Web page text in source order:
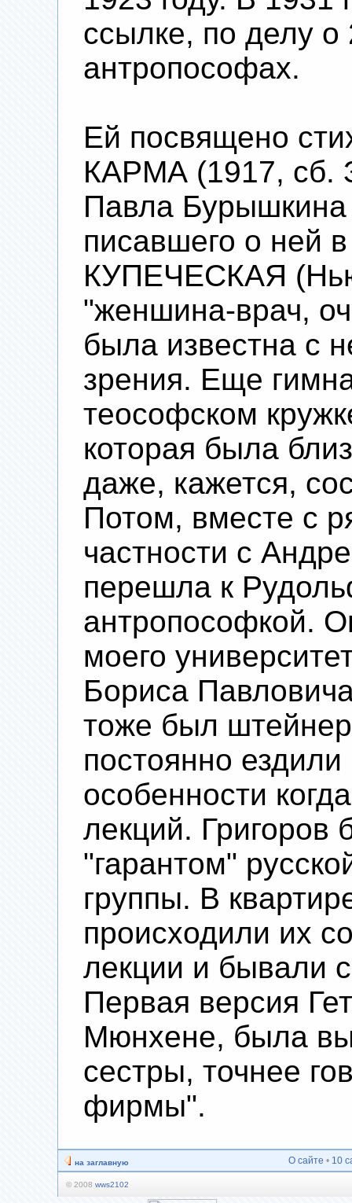
ссылке, по делу о
антропософах.
Ей посвящено
КАРМА (1917, сб.
Павла
писавшего о ней
КУПЕЧЕСКАЯ
"женшина-врач,
была известна с
зрения. Еще
теософском
которая была
даже, кажется,
Потом, вместе с
частности с
перешла к
антропософкой.
моего
Бориса
тоже был
постоянно
особенности
лекций. Григоров
"гарантом"
группы. В
происходили их
лекции и бывали
Первая версия
Мюнхене, была
сестры, точнее
фирмы".
на заглавную О сайте • 10
© 2008 wws2102